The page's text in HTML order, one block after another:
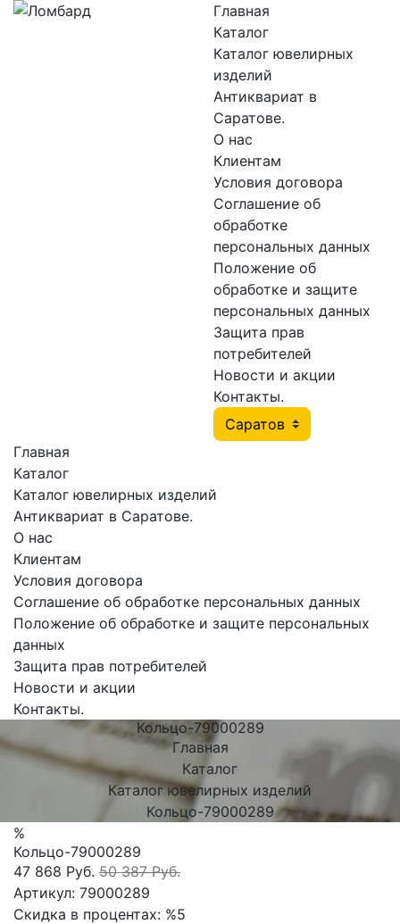
Главная
Каталог
Каталог ювелирных
изделий
Антиквариат в
Саратове.
О нас
Клиентам
Условия договора
Соглашение об
обработке
персональных данных
Положение об
обработке и защите
персональных данных
Защита прав
потребителей
Новости и акции
Контакты.
Главная
Каталог
Каталог ювелирных изделий
Антиквариат в Саратове.
О нас
Клиентам
Условия договора
Соглашение об обработке персональных данных
Положение об обработке и защите персональных
данных
Защита прав потребителей
Новости и акции
Контакты.
Кольцо-79000289
Главная
Каталог
Каталог ювелирных изделий
Кольцо-79000289
%
Кольцо-79000289
47 868 Руб. 50 387 Руб.
Артикул: 79000289
Скидка в процентах: %5